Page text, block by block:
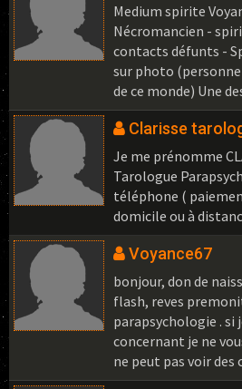
Medium spirite
Nécromancien -
contacts défunts -
sur photo
de ce monde) Une
Clarisse
Je me prénomme
Tarologue
téléphone (
domicile ou à
Voyance67
bonjour, don de
flash, reves
parapsychologie . si
concernant je ne
ne peut pas voir des